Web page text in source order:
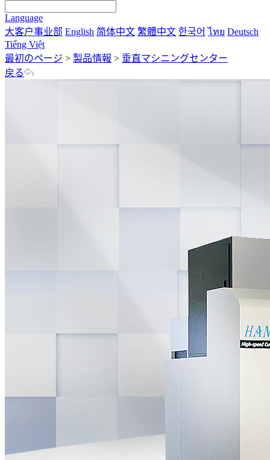
Language
大客户事业部 English 简体中文 繁體中文 한국어 ไทย Deutsch
Tiếng Việt
最初のページ > 製品情報 > 垂直マシニングセンター
戻る